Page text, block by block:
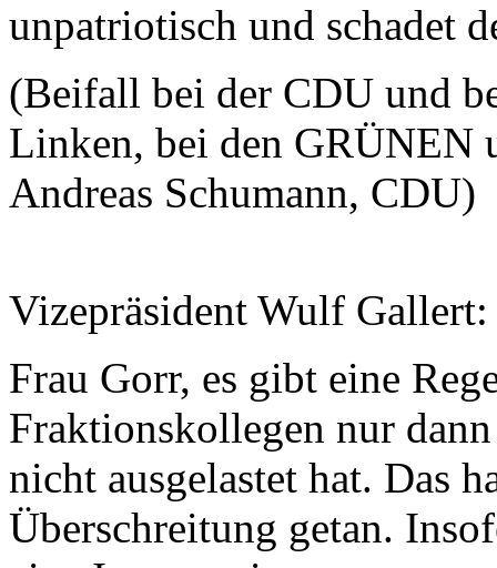
unpatriotisch und schadet
(Beifall bei der CDU und
Linken, bei den GRÜNEN
Andreas Schumann, CDU)
Vizepräsident Wulf Gallert:
Frau Gorr, es gibt eine
Fraktionskollegen nur
nicht ausgelastet hat. Das
Überschreitung getan.